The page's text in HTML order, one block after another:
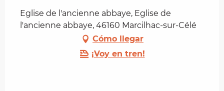
Eglise de l'ancienne abbaye, Eglise de
l'ancienne abbaye, 46160 Marcilhac-sur-Célé
Cómo llegar
¡Voy en tren!